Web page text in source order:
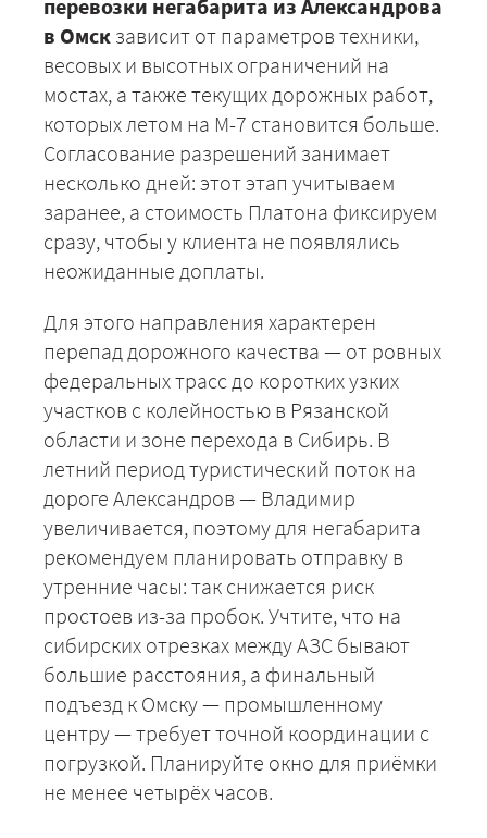
перевозки негабарита из Александрова
в Омск зависит от параметров техники,
весовых и высотных ограничений на
мостах, а также текущих дорожных работ,
которых летом на М-7 становится больше.
Согласование разрешений занимает
несколько дней: этот этап учитываем
заранее, а стоимость Платона фиксируем
сразу, чтобы у клиента не появлялись
неожиданные доплаты.
Для этого направления характерен
перепад дорожного качества — от ровных
федеральных трасс до коротких узких
участков с колейностью в Рязанской
области и зоне перехода в Сибирь. В
летний период туристический поток на
дороге Александров — Владимир
увеличивается, поэтому для негабарита
рекомендуем планировать отправку в
утренние часы: так снижается риск
простоев из-за пробок. Учтите, что на
сибирских отрезках между АЗС бывают
большие расстояния, а финальный
подъезд к Омску — промышленному
центру — требует точной координации с
погрузкой. Планируйте окно для приёмки
не менее четырёх часов.
+7 (499) 520-05-23
ЗАКАЗАТЬ